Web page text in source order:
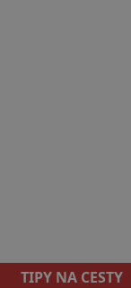
TIPY NA CESTY